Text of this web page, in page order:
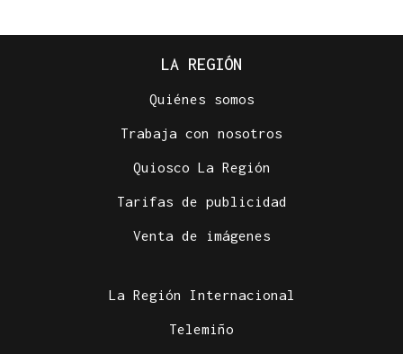
LA REGIÓN
Quiénes somos
Trabaja con nosotros
Quiosco La Región
Tarifas de publicidad
Venta de imágenes
La Región Internacional
Telemiño